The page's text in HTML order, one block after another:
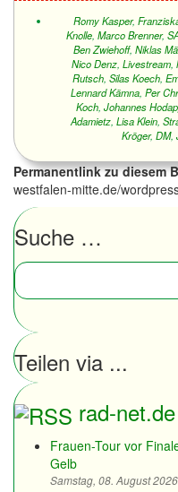
Romy Kasper,
Knolle, Marco Brenner,
Ben Zwiehoff, Niklas
Nico Denz, Livestream,
Rutsch, Silas Koech,
Lennard Kämna, Per
Koch, Johannes
Adamietz, Lisa Klein,
Kröger, DM,
Permanentlink zu diesem
westfalen-mitte.de/
Suche …
Teilen via ...
rad-
Frauen-Tour vor
Gelb
Samstag, 08. August 2026